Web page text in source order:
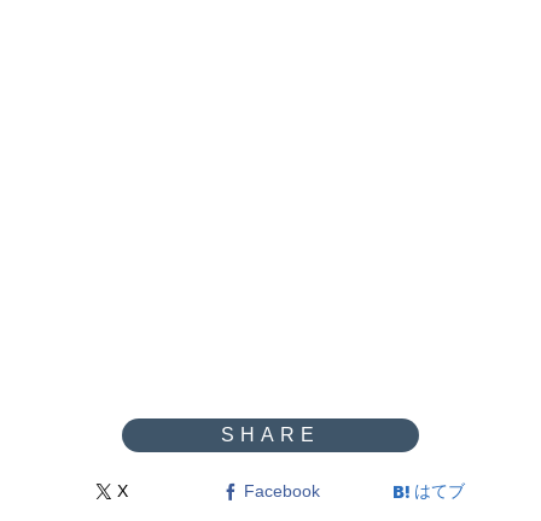
X Facebook はてブ